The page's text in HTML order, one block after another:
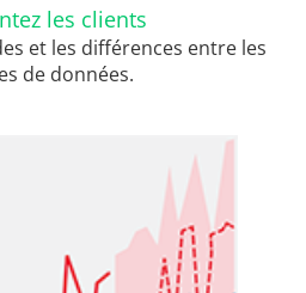
les clients
et les différences entre les
de données.